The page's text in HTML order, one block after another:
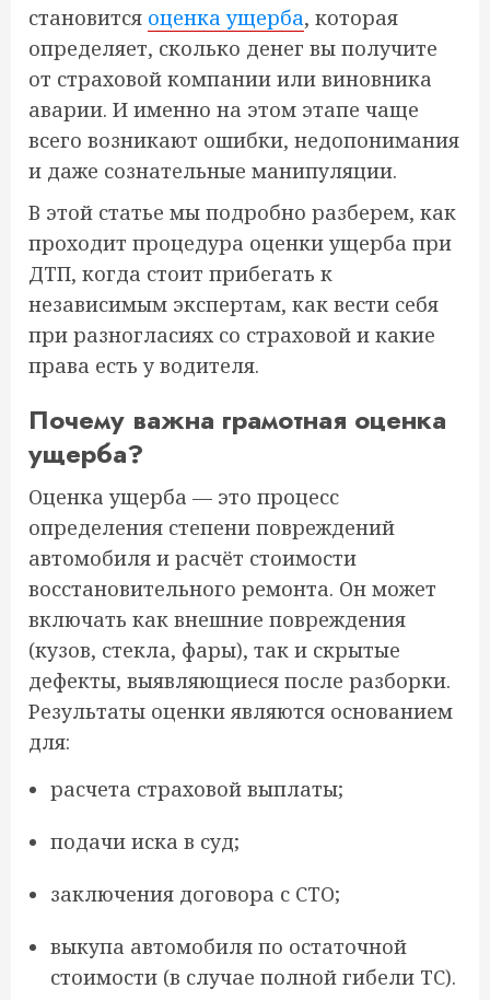
становится оценка ущерба, которая
определяет, сколько денег вы получите
от страховой компании или виновника
аварии. И именно на этом этапе чаще
всего возникают ошибки, недопонимания
и даже сознательные манипуляции.
В этой статье мы подробно разберем, как
проходит процедура оценки ущерба при
ДТП, когда стоит прибегать к
независимым экспертам, как вести себя
при разногласиях со страховой и какие
права есть у водителя.
Почему важна грамотная оценка
ущерба?
Оценка ущерба — это процесс
определения степени повреждений
автомобиля и расчёт стоимости
восстановительного ремонта. Он может
включать как внешние повреждения
(кузов, стекла, фары), так и скрытые
дефекты, выявляющиеся после разборки.
Результаты оценки являются основанием
для:
расчета страховой выплаты;
подачи иска в суд;
заключения договора с СТО;
выкупа автомобиля по остаточной
стоимости (в случае полной гибели ТС).